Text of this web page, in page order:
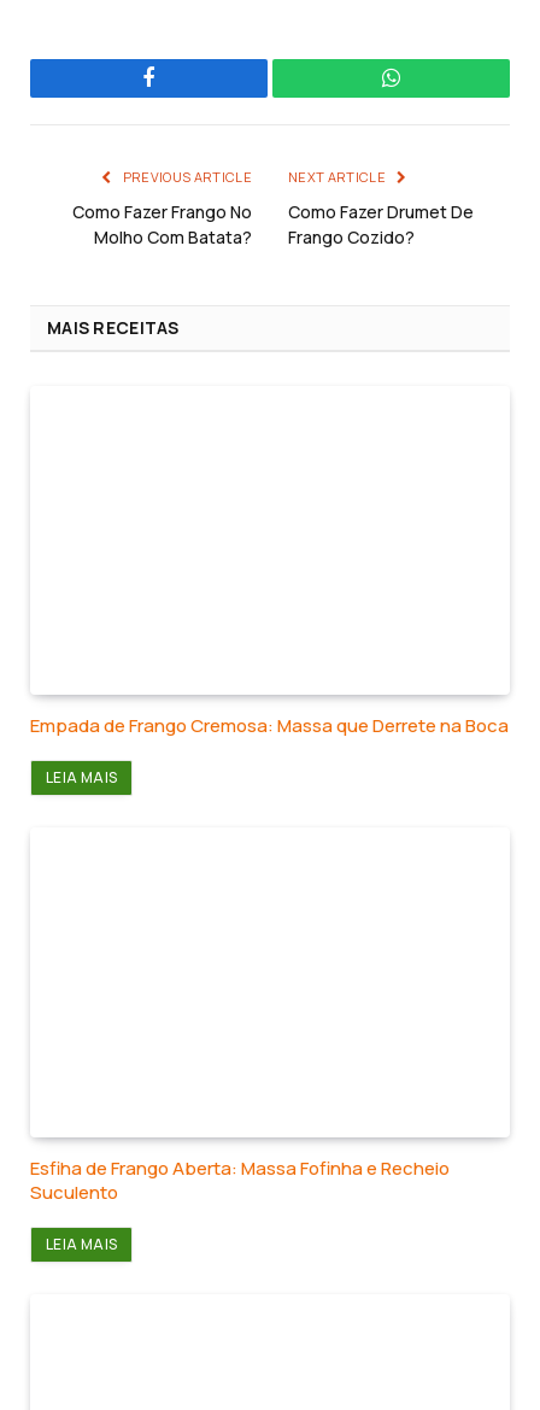
Facebook WhatsApp
PREVIOUS ARTICLE
Como Fazer Frango No
Molho Com Batata?
NEXT ARTICLE
Como Fazer Drumet De
Frango Cozido?
MAIS RECEITAS
Empada de Frango Cremosa: Massa que Derrete na Boca
LEIA MAIS
Esfiha de Frango Aberta: Massa Fofinha e Recheio
Suculento
LEIA MAIS